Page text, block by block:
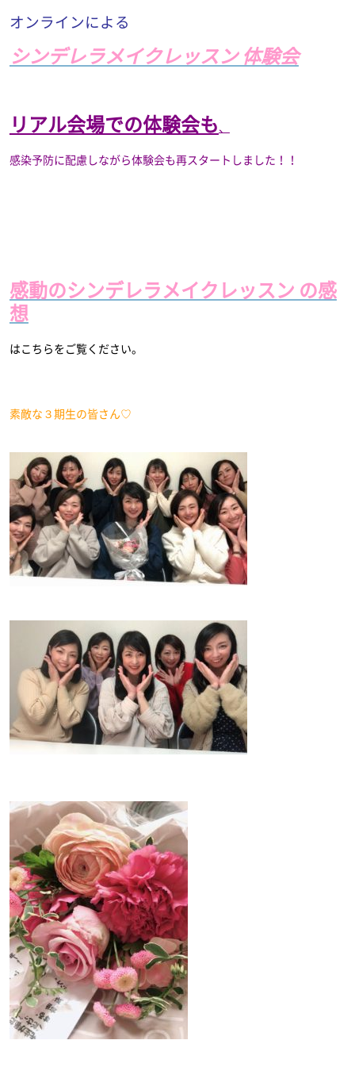
オンラインによる
シンデレラメイクレッスン 体験会
リアル会場での体験会も、
感染予防に配慮しながら体験会も再スタートしました！！
感動のシンデレラメイクレッスン の感
想
はこちらをご覧ください。
素敵な３期生の皆さん♡